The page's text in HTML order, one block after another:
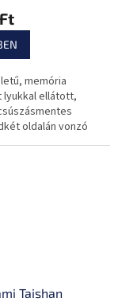
memória
lyukkal ellátott,
oldalán vonzó
Taishan